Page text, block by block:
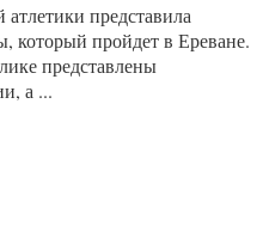
представила
который пройдет в Ереване.
представлены
а ...